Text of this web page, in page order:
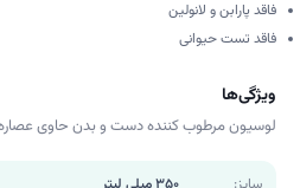
فاقد پارابن و لانولین
فاقد تست حیوانی
ویژگی‌ها
لوسیون مرطوب کننده دست و بدن حاوی عصاره